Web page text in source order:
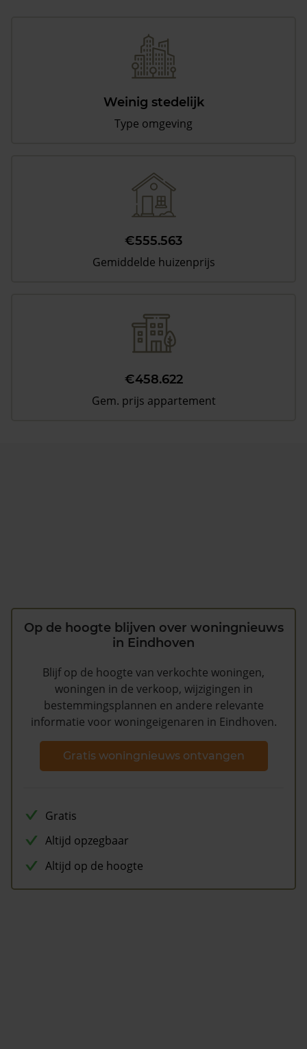
Weinig stedelijk
Type omgeving
€555.563
Gemiddelde huizenprijs
€458.622
Gem. prijs appartement
Op de hoogte blijven over woningnieuws
in Eindhoven
Blijf op de hoogte van verkochte woningen,
woningen in de verkoop, wijzigingen in
bestemmingsplannen en andere relevante
informatie voor woningeigenaren in Eindhoven.
Gratis woningnieuws ontvangen
Gratis
Altijd opzegbaar
Altijd op de hoogte